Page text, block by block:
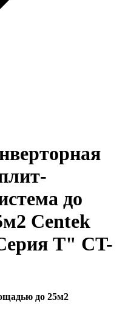
до
Centek
T" CT-
до 25м2